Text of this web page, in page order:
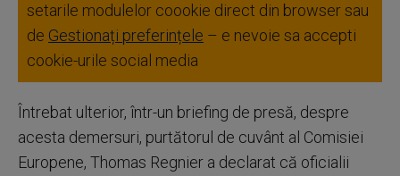
setarile modulelor coookie direct din browser sau
de Gestionați preferințele – e nevoie sa accepti
cookie-urile social media
Întrebat ulterior, într-un briefing de presă, despre
acesta demersuri, purtătorul de cuvânt al Comisiei
Europene, Thomas Regnier a declarat că oficialii